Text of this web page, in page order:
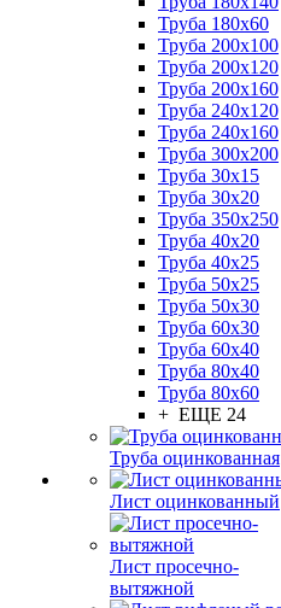
Труба 180x60
Труба 200x100
Труба 200x120
Труба 200x160
Труба 240x120
Труба 240x160
Труба 300x200
Труба 30x15
Труба 30x20
Труба 350x250
Труба 40x20
Труба 40x25
Труба 50x25
Труба 50x30
Труба 60x30
Труба 60x40
Труба 80x40
Труба 80x60
+ ЕЩЕ 24
Труба оцинкованная
Лист оцинкованный
Лист просечно-
вытяжной